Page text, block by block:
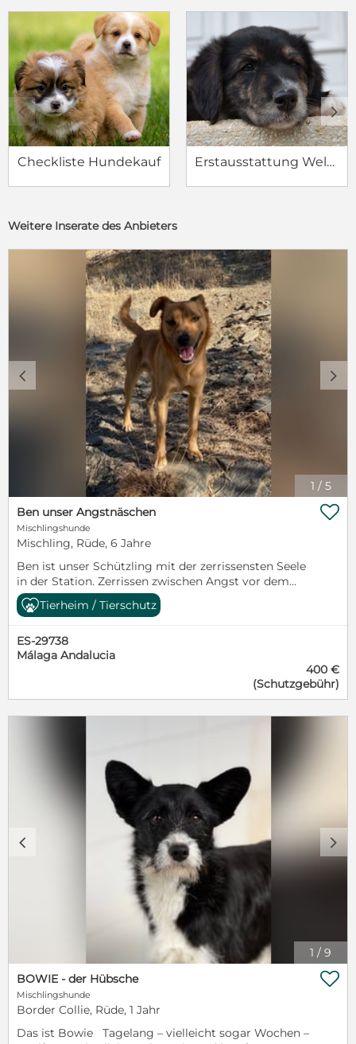
Checkliste Hundekauf Erstausstattung Welpe
c d
Weitere Inserate des Anbieters
1 / 5
c d
Ben unser Angstnäschen
Mischlingshunde
Mischling, Rüde, 6 Jahre
Ben ist unser Schützling mit der zerrissensten Seele
in der Station. Zerrissen zwischen Angst vor dem
Menschen und dem Trieb zu Überleben. Diesen Trieb
machten sich die Tierschützer zu Nutzen um Ben,
mit Hilfe von Futter und Lebendfalle von der Straße
zu holen. Es bedarf einiges an Zeit und viel
Fingerspitzengefühl, damit Ben in die Falle ging. In
wenigen Pflegern anfassen. Er sucht immer mal
wieder den Anschluss zu den Zweibeinern, doch er
bleibt eher im Hintergrund und folgt seinen
Ben wird eine Weile brauchen bis er so weit ist,
wirklich in das nächste Kapitel in seinem Leben,
Happy Family zu gelangen. Doch im Tierschutz
verlieren wir nie die Hoffnung und wir hoffen groß….
Irgendwo da draußen sind Bens Menschen. Unsere
Tiere werden nur mit vorangegangener Vorkontrolle,
Schutzvertrag und Schutzgebühr in ein neues
Zuhause vermittelt. Unsere Tiere sind geimpft,
gechipt, haben einen EU-Heimtierausweis und sind,
sofern alt genug kastriert und auf
Mittelmeerkrankheiten getestet.

Tierheim / Tierschutz
ES-29738
Málaga Andalucia
400 €
(Schutzgebühr)
1 / 9
c d
BOWIE - der Hübsche
Mischlingshunde
Border Collie, Rüde, 1 Jahr
Das ist Bowie Tagelang – vielleicht sogar Wochen –
